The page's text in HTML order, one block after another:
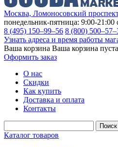
Москва, Ломоносовский
понедельник-пятница: 9:00-21:00
8 (495) 150–99–56 8 (800)
Узнать адреса и время работы
Ваша корзина Ваша корзина пуста
Оформить заказ
О нас
Скидки
Как купить
Доставка и оплата
Контакты
Каталог товаров